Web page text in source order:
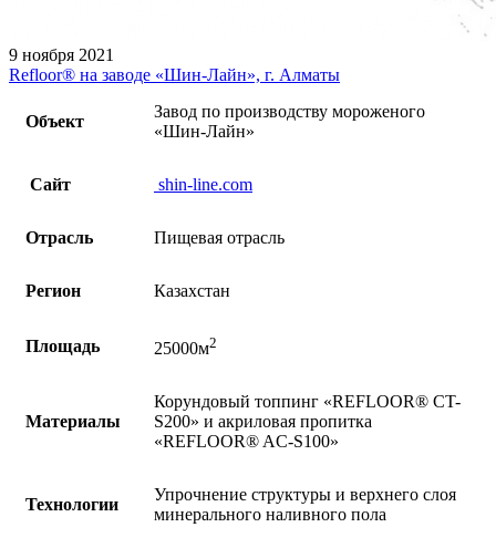
9 ноября 2021
Refloor® на заводе «Шин-Лайн», г. Алматы
Объект
Завод по производству мороженого
«Шин-Лайн»
Сайт shin-line.com
Отрасль Пищевая отрасль
Регион Казахстан
Площадь 25000м2
Материалы
Корундовый топпинг «REFLOOR® CT-
S200» и акриловая пропитка
«REFLOOR® AC-S100»
Технологии
Упрочнение структуры и верхнего слоя
минерального наливного пола